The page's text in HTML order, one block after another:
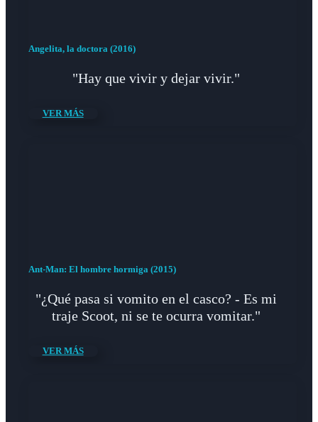
Angelita, la doctora (2016)
"Hay que vivir y dejar vivir."
VER MÁS
Ant-Man: El hombre hormiga (2015)
"¿Qué pasa si vomito en el casco? - Es mi
traje Scoot, ni se te ocurra vomitar."
VER MÁS